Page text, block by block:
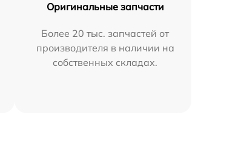
Оригинальные запчасти
Более 20 тыс. запчастей от
производителя в наличии на
собственных складах.